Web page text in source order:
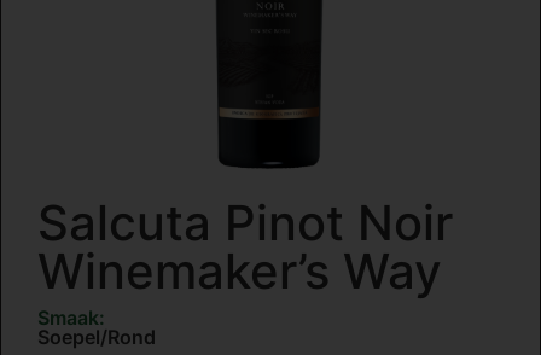
Salcuta Pinot Noir
Winemaker’s Way
Smaak:
Soepel/Rond